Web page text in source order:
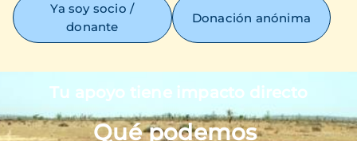
Ya soy socio /
donante
Donación anónima
Tu apoyo tiene impacto directo
Qué podemos